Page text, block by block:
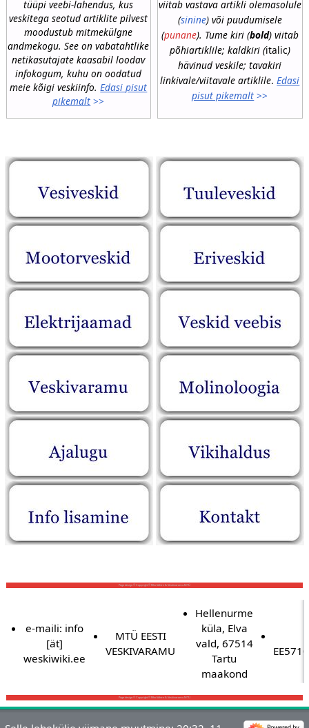
tüüpi veebi-lahendus, kus
veskitega seotud artiklite pilvest
moodustub mitmekülgne
andmekogu. See on vabatahtlike
netikasutajate kaasabil loodav
infokogum, kuhu on oodatud
meie kõigi veskiinfo. Edasi pisut
pikemalt >>
viitab vastava artikli olemasolule
(sinine) või puudumisele
(punane). Tume kiri (bold) viitab
põhiartiklile; kaldkiri (italic)
hävinud veskile; tavakiri
linkivale/viitavale artiklile.Edasi
pisut pikemalt >>
Page design © Copyright © Riho Vahtre & Veskivaramu MTÜ
e-maili: info
[ät]
weskiwiki.ee
MTÜ EESTI
VESKIVARAMU
Hellenurme
küla, Elva
vald, 67514
Tartu
maakond
Page design © Copyright © Riho Vahtre & Veskivaramu MTÜ